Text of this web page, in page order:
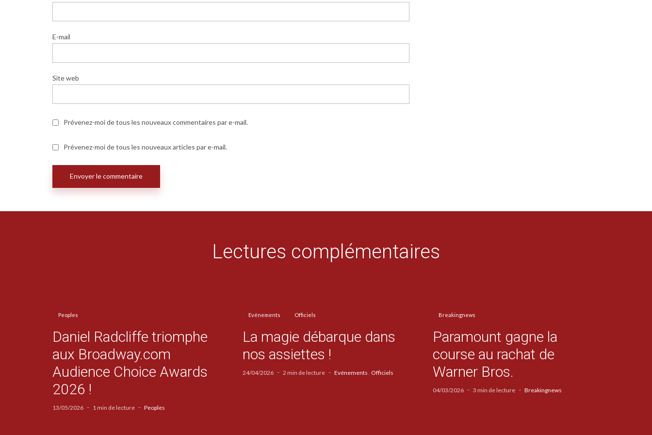
E-mail
Site web
Prévenez-moi de tous les nouveaux commentaires par e-mail.
Prévenez-moi de tous les nouveaux articles par e-mail.
Lectures complémentaires
Peoples
Daniel Radcliffe triomphe
aux Broadway.com
Audience Choice Awards
2026 !
13/05/2026 1 min de lecture Peoples
Evénements Officiels
La magie débarque dans
nos assiettes !
24/04/2026 2 min de lecture Evénements Officiels
Breakingnews
Paramount gagne la
course au rachat de
Warner Bros.
04/03/2026 3 min de lecture Breakingnews